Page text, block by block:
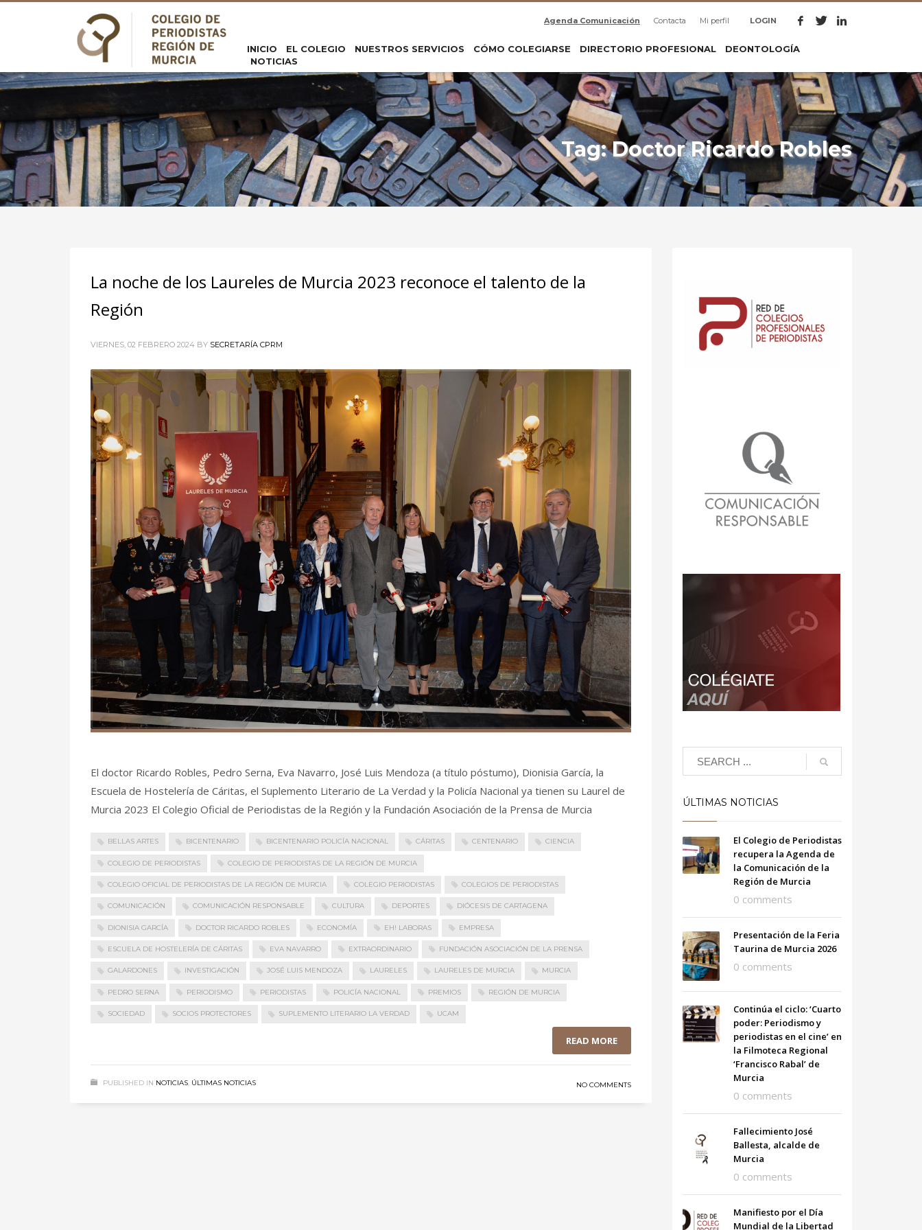
Agenda Comunicación Contacta Mi perfil LOGIN
INICIO EL COLEGIO NUESTROS SERVICIOS CÓMO COLEGIARSE DIRECTORIO PROFESIONAL
DEONTOLOGÍA
NOTICIAS
Tag: Doctor Ricardo Robles
La noche de los Laureles de Murcia 2023 reconoce el talento de la
Región
VIERNES, 02 FEBRERO 2024 BY SECRETARÍA CPRM
El doctor Ricardo Robles, Pedro Serna, Eva Navarro, José Luis Mendoza (a título póstumo), Dionisia García, la
Escuela de Hostelería de Cáritas, el Suplemento Literario de La Verdad y la Policía Nacional ya tienen su Laurel de
Murcia 2023 El Colegio Oficial de Periodistas de la Región y la Fundación Asociación de la Prensa de Murcia
BELLAS ARTES BICENTENARIO BICENTENARIO POLICÍA NACIONAL CÁRITAS CENTENARIO CIENCIA
COLEGIO DE PERIODISTAS COLEGIO DE PERIODISTAS DE LA REGIÓN DE MURCIA
COLEGIO OFICIAL DE PERIODISTAS DE LA REGIÓN DE MURCIA COLEGIO PERIODISTAS COLEGIOS DE PERIODISTAS
COMUNICACIÓN COMUNICACIÓN RESPONSABLE CULTURA DEPORTES DIÓCESIS DE CARTAGENA
DIONISIA GARCÍA DOCTOR RICARDO ROBLES ECONOMÍA EH! LABORAS EMPRESA
ESCUELA DE HOSTELERÍA DE CÁRITAS EVA NAVARRO EXTRAORDINARIO FUNDACIÓN ASOCIACIÓN DE LA PRENSA
GALARDONES INVESTIGACIÓN JOSÉ LUIS MENDOZA LAURELES LAURELES DE MURCIA MURCIA
PEDRO SERNA PERIODISMO PERIODISTAS POLICÍA NACIONAL PREMIOS REGIÓN DE MURCIA
SOCIEDAD SOCIOS PROTECTORES SUPLEMENTO LITERARIO LA VERDAD UCAM
READ MORE
PUBLISHED IN NOTICIAS ÚLTIMAS NOTICIAS NO COMMENTS
ÚLTIMAS NOTICIAS
El Colegio de Periodistas
recupera la Agenda de
la Comunicación de la
Región de Murcia
0 comments
Presentación de la Feria
Taurina de Murcia 2026
0 comments
Continúa el ciclo: ‘Cuarto
poder: Periodismo y
periodistas en el cine’ en
la Filmoteca Regional
‘Francisco Rabal’ de
Murcia
0 comments
Fallecimiento José
Ballesta, alcalde de
Murcia
0 comments
Manifiesto por el Día
Mundial de la Libertad